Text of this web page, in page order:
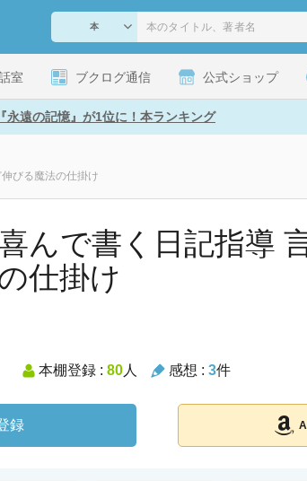
室 ブクログ通信 公式ショップ
『永遠の記憶』が1位に！本ランキング
びる魔法の仕掛け
んで書く日記指導
仕掛け
本棚登録 : 80人 感想 : 3件
録